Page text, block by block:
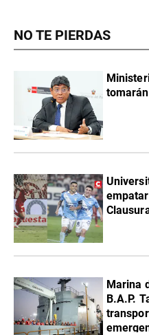
NO TE PIERDAS
Marina
B.A.P.